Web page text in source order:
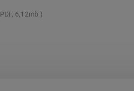
PDF, 6,12mb